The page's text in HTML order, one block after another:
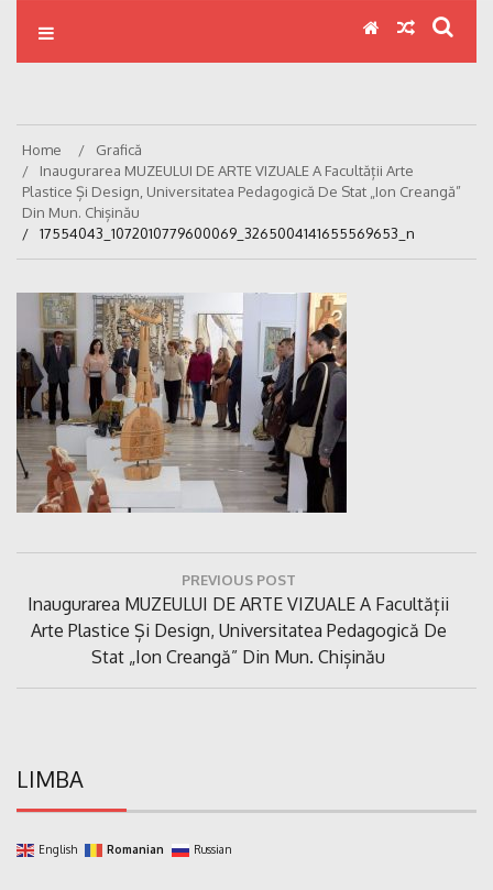
Home
Grafică
Inaugurarea MUZEULUI DE ARTE VIZUALE A Facultății Arte
Plastice Și Design, Universitatea Pedagogică De Stat „Ion Creangă”
Din Mun. Chișinău
17554043_1072010779600069_3265004141655569653_n
articole
PREVIOUS POST
Previous
Post:
Inaugurarea MUZEULUI DE ARTE VIZUALE A Facultății
Arte Plastice Și Design, Universitatea Pedagogică De
Stat „Ion Creangă” Din Mun. Chișinău
LIMBA
English Romanian Russian